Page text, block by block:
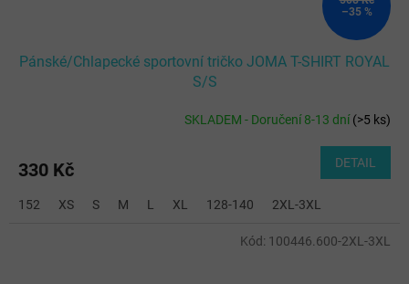
–35 %
Pánské/Chlapecké sportovní tričko JOMA T-SHIRT ROYAL
S/S
SKLADEM - Doručení 8-13 dní(>5 ks)
330 Kč DETAIL
152 XS S M L XL 128-140 2XL-3XL
Kód: 100446.600-2XL-3XL